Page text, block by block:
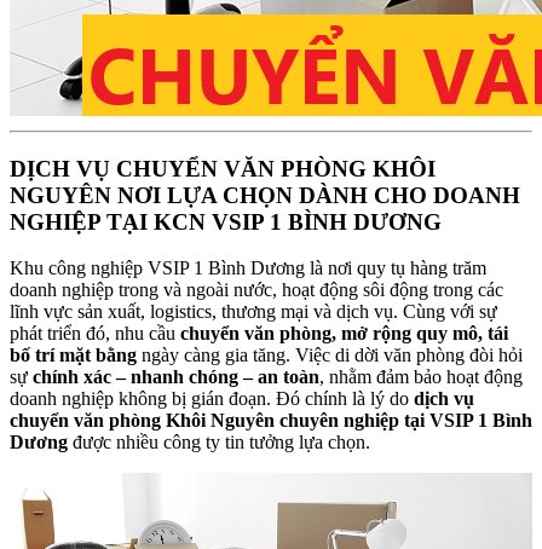
DỊCH VỤ CHUYỂN VĂN PHÒNG KHÔI
NGUYÊN NƠI LỰA CHỌN DÀNH CHO DOANH
NGHIỆP TẠI KCN VSIP 1 BÌNH DƯƠNG
Khu công nghiệp VSIP 1 Bình Dương là nơi quy tụ hàng trăm
doanh nghiệp trong và ngoài nước, hoạt động sôi động trong các
lĩnh vực sản xuất, logistics, thương mại và dịch vụ. Cùng với sự
phát triển đó, nhu cầu chuyển văn phòng, mở rộng quy mô, tái
bố trí mặt bằng ngày càng gia tăng. Việc di dời văn phòng đòi hỏi
sự chính xác – nhanh chóng – an toàn, nhằm đảm bảo hoạt động
doanh nghiệp không bị gián đoạn. Đó chính là lý do dịch vụ
chuyển văn phòng Khôi Nguyên chuyên nghiệp tại VSIP 1 Bình
Dương được nhiều công ty tin tưởng lựa chọn.